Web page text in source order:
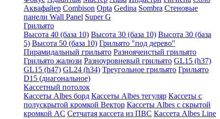
Аквафайер Combison Opta Gedina Sombra Стеновые
панели Wall Panel Super G
Грильято
Высота 40 (база 10) Высота 30 (база 10) Высота 30 (база
5) Высота 50 (база 10) Грильято "под дерево"
Пирамидальный грильято Разноячеистый грильято
Грильято жалюзи Разноуровневый грильято GL15 (h37)
GL15 (h47) GL24 (h34) Треугольное грильято Грильято
D15 (диагональное)
Кассетный потолок
Кассеты Albes борд Кассеты Albes тегуляр Кассеты с
полускрытой кромкой Вектор Кассеты Albes с скрытой
кромкой AC Сетчатая кассета из ПВС Кассета Albes Line